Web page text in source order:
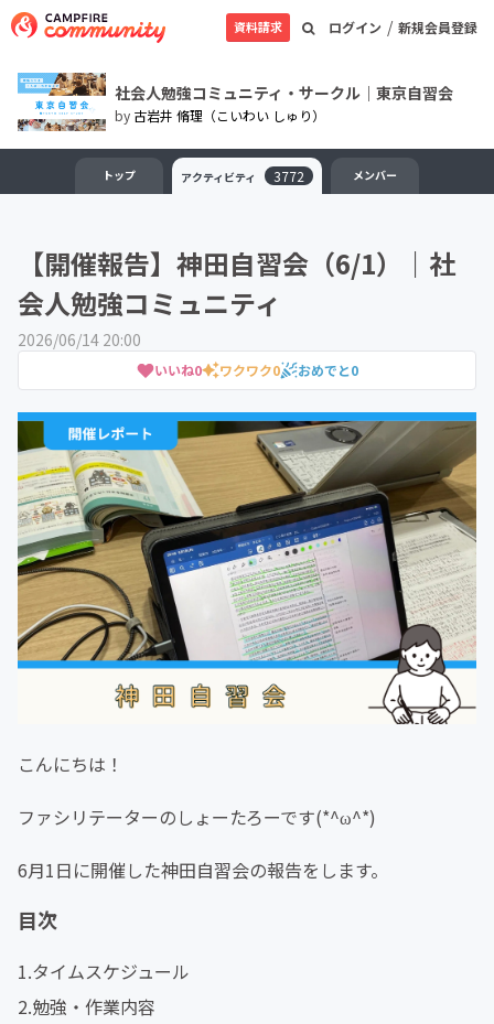
ログイン / 新規会員登録
資料請求
社会人勉強コミュニティ・サークル｜東京自習会
by 古岩井 脩理（こいわい しゅり）
トップ アクティビティ 3772 メンバー
【開催報告】神田自習会（6/1）｜社
会人勉強コミュニティ
2026/06/14 20:00
いいね0 ワクワク0 おめでと0
こんにちは！
ファシリテーターのしょーたろーです(*^ω^*)
6月1日に開催した神田自習会の報告をします。
目次
1.タイムスケジュール
2.勉強・作業内容